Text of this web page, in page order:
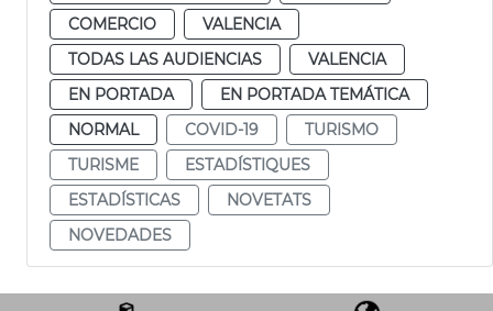
COMERCIO
VALENCIA
TODAS LAS AUDIENCIAS
VALENCIA
EN PORTADA
EN PORTADA TEMÁTICA
NORMAL
COVID-19
TURISMO
TURISME
ESTADÍSTIQUES
ESTADÍSTICAS
NOVETATS
NOVEDADES